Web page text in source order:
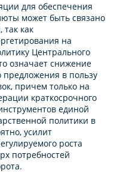
для обеспечения
может быть связано
как
на
Центрального
означает снижение
предложения в пользу
причем только на
краткосрочного
единой
политики в
усилит
роста
потребностей